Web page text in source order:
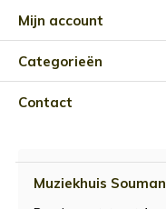
Mijn account
Categorieën
Contact
Muziekhuis Souman